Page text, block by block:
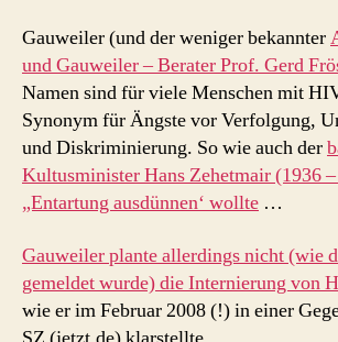
Gauweiler (und der weniger bekannter
und Gauweiler – Berater Prof. Gerd
Namen sind für viele Menschen mit
Synonym für Ängste vor Verfolgung,
und Diskriminierung. So wie auch der
Kultusminister Hans Zehetmair (1936
„Entartung ausdünnen‘ wollte …
Gauweiler plante allerdings nicht (wie
gemeldet wurde) die Internierung von
wie er im Februar 2008 (!) in einer